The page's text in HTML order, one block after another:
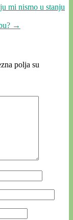
mi nismo u stanju
→
polja su